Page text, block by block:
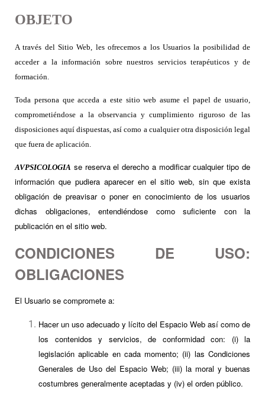
OBJETO
A través del Sitio Web, les ofrecemos a los Usuarios la posibilidad de
acceder a la información sobre nuestros servicios terapéuticos y de
formación.
Toda persona que acceda a este sitio web asume el papel de usuario,
comprometiéndose a la observancia y cumplimiento riguroso de las
disposiciones aquí dispuestas, así como a cualquier otra disposición legal
que fuera de aplicación.
AVPSICOLOGIA se reserva el derecho a modificar cualquier tipo de
información que pudiera aparecer en el sitio web, sin que exista
obligación de preavisar o poner en conocimiento de los usuarios
dichas obligaciones, entendiéndose como suficiente con la
publicación en el sitio web.
CONDICIONES DE USO:
OBLIGACIONES
El Usuario se compromete a:
Hacer un uso adecuado y lícito del Espacio Web así como de
los contenidos y servicios, de conformidad con: (i) la
legislación aplicable en cada momento; (ii) las Condiciones
Generales de Uso del Espacio Web; (iii) la moral y buenas
costumbres generalmente aceptadas y (iv) el orden público.